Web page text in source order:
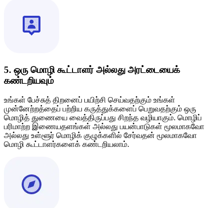
5. ஒரு மொழி கூட்டாளர் அல்லது அரட்டையைக்
கண்டறியவும்
உங்கள் பேச்சுத் திறனைப் பயிற்சி செய்வதற்கும் உங்கள்
முன்னேற்றத்தைப் பற்றிய கருத்துக்களைப் பெறுவதற்கும் ஒரு
மொழித் துணையை வைத்திருப்பது சிறந்த வழியாகும். மொழிப்
பரிமாற்ற இணையதளங்கள் அல்லது பயன்பாடுகள் மூலமாகவோ
அல்லது உள்ளூர் மொழிக் குழுக்களில் சேர்வதன் மூலமாகவோ
மொழி கூட்டாளர்களைக் கண்டறியலாம்.